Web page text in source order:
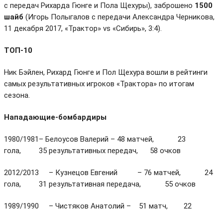
с передач Рихарда Гюнге и Пола Щехуры), заброшено 1500
шайб (Игорь Полыгалов с передачи Александра Черникова,
11 декабря 2017, «Трактор» vs «Сибирь», 3:4).
ТОП-10
Ник Бэйлен, Рихард Гюнге и Пол Щехура вошли в рейтинги
самых результативных игроков «Трактора» по итогам
сезона.
Нападающие-бомбардиры
1980/1981– Белоусов Валерий – 48 матчей, 23
гола, 35 результативных передач, 58 очков
2012/2013 – Кузнецов Евгений – 76 матчей, 24
гола, 31 результативная передача, 55 очков
1989/1990 – Чистяков Анатолий – 51 матч, 22